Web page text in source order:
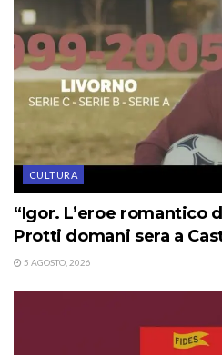
CULTURA
“Igor. L’eroe romantico
Protti domani sera a
5 AGOSTO, 2026